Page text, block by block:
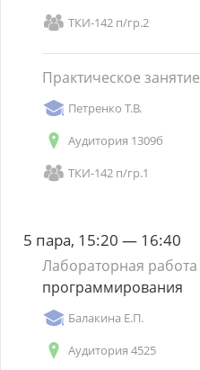
ТКИ-142 п/гр.2
Практическое занятие
Петренко Т.В.
Аудитория 1309б
ТКИ-142 п/гр.1
5 пара, 15:20 — 16:40
Лабораторная работа
программирования
Балакина Е.П.
Аудитория 4525